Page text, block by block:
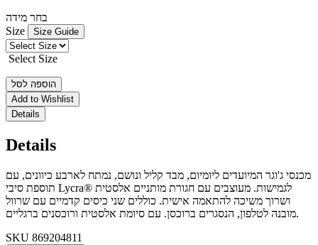
בחר מידה
Size
Size Guide
Select Size
הוספה לסל
Add to Wishlist
Details
Details
מכנסי ג'וגר המיועדים ליומיום, מבד קליל ונושם, נמתח לארבע כיוונים, עם
תוספת סיבי ‎Lycra®‎ לגמישות. מעוצבים עם חגורת מותניים אלסטית
ושרוך משיכה להתאמה אישית. כוללים שני כיסים קדמיים עם שרוול
מובנה לטלפון, הנסגרים ברוכסן. עם סיומת אלסטית ורוכסנים ברגליים.
SKU 869204811